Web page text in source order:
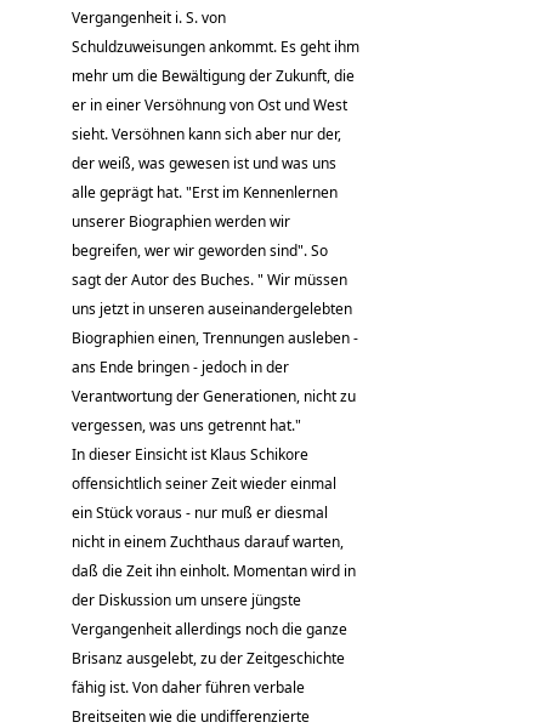
Vergangenheit i. S. von
Schuldzuweisungen ankommt. Es geht ihm
mehr um die Bewältigung der Zukunft, die
er in einer Versöhnung von Ost und West
sieht. Versöhnen kann sich aber nur der,
der weiß, was gewesen ist und was uns
alle geprägt hat. "Erst im Kennenlernen
unserer Biographien werden wir
begreifen, wer wir geworden sind". So
sagt der Autor des Buches. " Wir müssen
uns jetzt in unseren auseinandergelebten
Biographien einen, Trennungen ausleben -
ans Ende bringen - jedoch in der
Verantwortung der Generationen, nicht zu
vergessen, was uns getrennt hat."
In dieser Einsicht ist Klaus Schikore
offensichtlich seiner Zeit wieder einmal
ein Stück voraus - nur muß er diesmal
nicht in einem Zuchthaus darauf warten,
daß die Zeit ihn einholt. Momentan wird in
der Diskussion um unsere jüngste
Vergangenheit allerdings noch die ganze
Brisanz ausgelebt, zu der Zeitgeschichte
fähig ist. Von daher führen verbale
Breitseiten wie die undifferenzierte